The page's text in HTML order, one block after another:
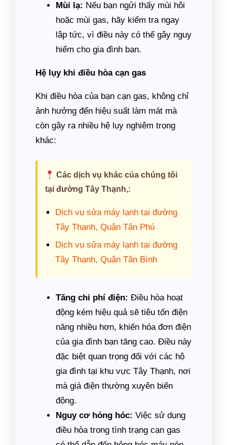
Mùi lạ: Nếu bạn ngửi thấy mùi hôi
hoặc mùi gas, hãy kiểm tra ngay
lập tức, vì điều này có thể gây nguy
hiểm cho gia đình bạn.
Hệ lụy khi điều hòa cạn gas
Khi điều hòa của bạn cạn gas, không chỉ
ảnh hưởng đến hiệu suất làm mát mà
còn gây ra nhiều hệ lụy nghiêm trọng
khác:
Các dịch vụ khác của chúng tôi
tại đường Tây Thạnh,:
Dịch vụ sửa máy lạnh tại đường
Tây Thạnh, Quận Tân Phú
Dịch vụ sửa máy lạnh tại đường
Tây Thạnh, Quận Tân Bình
Tăng chi phí điện: Điều hòa hoạt
động kém hiệu quả sẽ tiêu tốn điện
năng nhiều hơn, khiến hóa đơn điện
của gia đình bạn tăng cao. Điều này
đặc biệt quan trọng đối với các hộ
gia đình tại khu vực Tây Thạnh, nơi
mà giá điện thường xuyên biến
động.
Nguy cơ hỏng hóc: Việc sử dụng
điều hòa trong tình trạng cạn gas